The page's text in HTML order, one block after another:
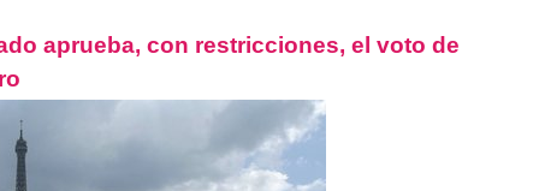
aprueba, con restricciones, el voto de